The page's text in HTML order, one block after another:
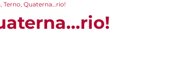
Terno, Quaterna…rio!